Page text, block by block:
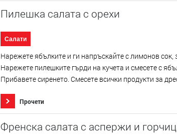
Пилешка салата с орехи
Салати
Нарежете ябълките и ги напръскайте с лимонов сок,
Нарежете пилешките гърди на кучета и смесете с
Прибавете сиренето. Смесете всички продукти за
Прочети
Френска салата с аспержи и